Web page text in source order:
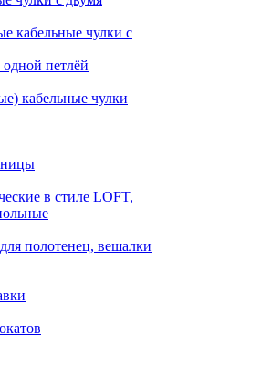
кабельные чулки с
петлёй
кабельные чулки
в стиле LOFT,
полотенец, вешалки